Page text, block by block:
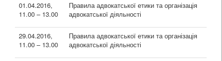
01.04.2016,
11.00 – 13.00
Правила адвокатської етики та організація
адвокатської діяльності
29.04.2016,
11.00 – 13.00
Правила адвокатської етики та організація
адвокатської діяльності